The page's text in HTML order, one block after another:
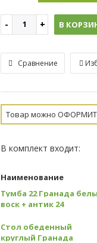
В
Сравнение
Товар можно
В комплект входит:
Наименование
Тумба 22 Гранада
воск + антик 24
Стол обеденный
круглый Гранада